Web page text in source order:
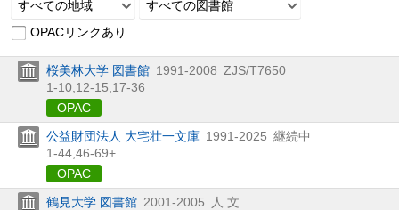
すべての地域
すべての図書館
OPACリンクあり
桜美林大学 図書館 1991-2008 ZJS/T7650
1-10, 12-15, 17-36
OPAC
公益財団法人 大宅壮一文庫 1991-2025 継続中
1-44, 46-69+
OPAC
鶴見大学 図書館 2001-2005
人 文